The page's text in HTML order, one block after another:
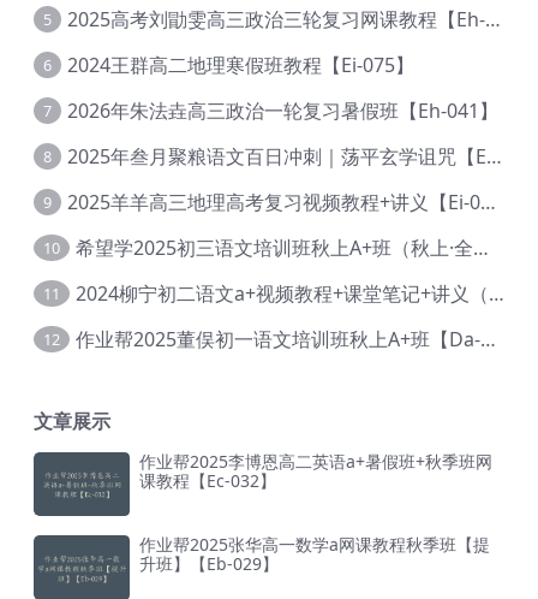
5 2025高考刘勖雯高三政治三轮复习网课教程【Eh-061】
6 2024王群高二地理寒假班教程【Ei-075】
7 2026年朱法垚高三政治一轮复习暑假班【Eh-041】
8 2025年叁月聚粮语文百日冲刺｜荡平玄学诅咒【Ea-001】
9 2025羊羊高三地理高考复习视频教程+讲义【Ei-051】
10 希望学2025初三语文培训班秋上A+班（秋上·全国版·A+）【Da-031】
11 2024柳宁初二语文a+视频教程+课堂笔记+讲义（暑假班+秋季班）【Da-003】
12 作业帮2025董俣初一语文培训班秋上A+班【Da-038】
文章展示
作业帮2025李博恩高二英语a+暑假班+秋季班网
课教程【Ec-032】
作业帮2025张华高一数学a网课教程秋季班【提
升班】【Eb-029】